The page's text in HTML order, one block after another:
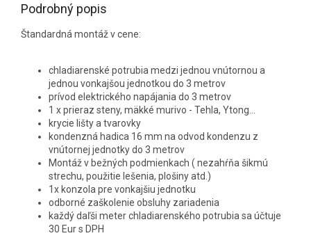
Podrobný popis
Štandardná montáž v cene:
chladiarenské potrubia medzi jednou vnútornou a
jednou vonkajšou jednotkou do 3 metrov
prívod elektrického napájania do 3 metrov
1 x prieraz steny, mäkké murivo - Tehla, Ytong...
krycie lišty a tvarovky
kondenzná hadica 16 mm na odvod kondenzu z
vnútornej jednotky do 3 metrov
Montáž v bežných podmienkach ( nezahŕňa šikmú
strechu, použitie lešenia, plošiny atd.)
1x konzola pre vonkajšiu jednotku
odborné zaškolenie obsluhy zariadenia
každý daľši meter chladiarenského potrubia sa účtuje
30 Eur s DPH